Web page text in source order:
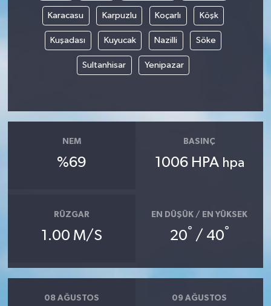
Karacasu Karpuzlu Koçarlı Köşk
Kuşadası Kuyucak Nazilli Söke
Sultanhisar Yenipazar
NEM
%69
BASINÇ
1006 HPA hpa
RÜZGAR
1.00 M/S
EN DÜŞÜK / EN YÜKSEK
20° / 40°
08 AĞUSTOS 09 AĞUSTOS